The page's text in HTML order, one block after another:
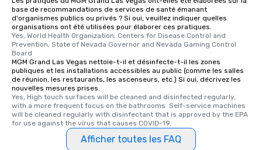
base de recommandations de services de santé émanant
d'organismes publics ou privés ? Si oui, veuillez indiquer quelles
organisations ont été utilisées pour élaborer ces pratiques.
Yes, World Health Organization, Centers for Disease Control and
Prevention, State of Nevada Governor and Nevada Gaming Control
Board
MGM Grand Las Vegas nettoie-t-il et désinfecte-t-il les zones
publiques et les installations accessibles au public (comme les salles
de réunion, les restaurants, les ascenseurs, etc.) Si oui, décrivez les
nouvelles mesures prises.
Yes, High touch surfaces will be cleaned and disinfected regularly,
with a more frequent focus on the bathrooms. Self-service machines
will be cleaned regularly with disinfectant that is approved by the EPA
for use against the virus that causes COVID-19.
Afficher toutes les FAQ